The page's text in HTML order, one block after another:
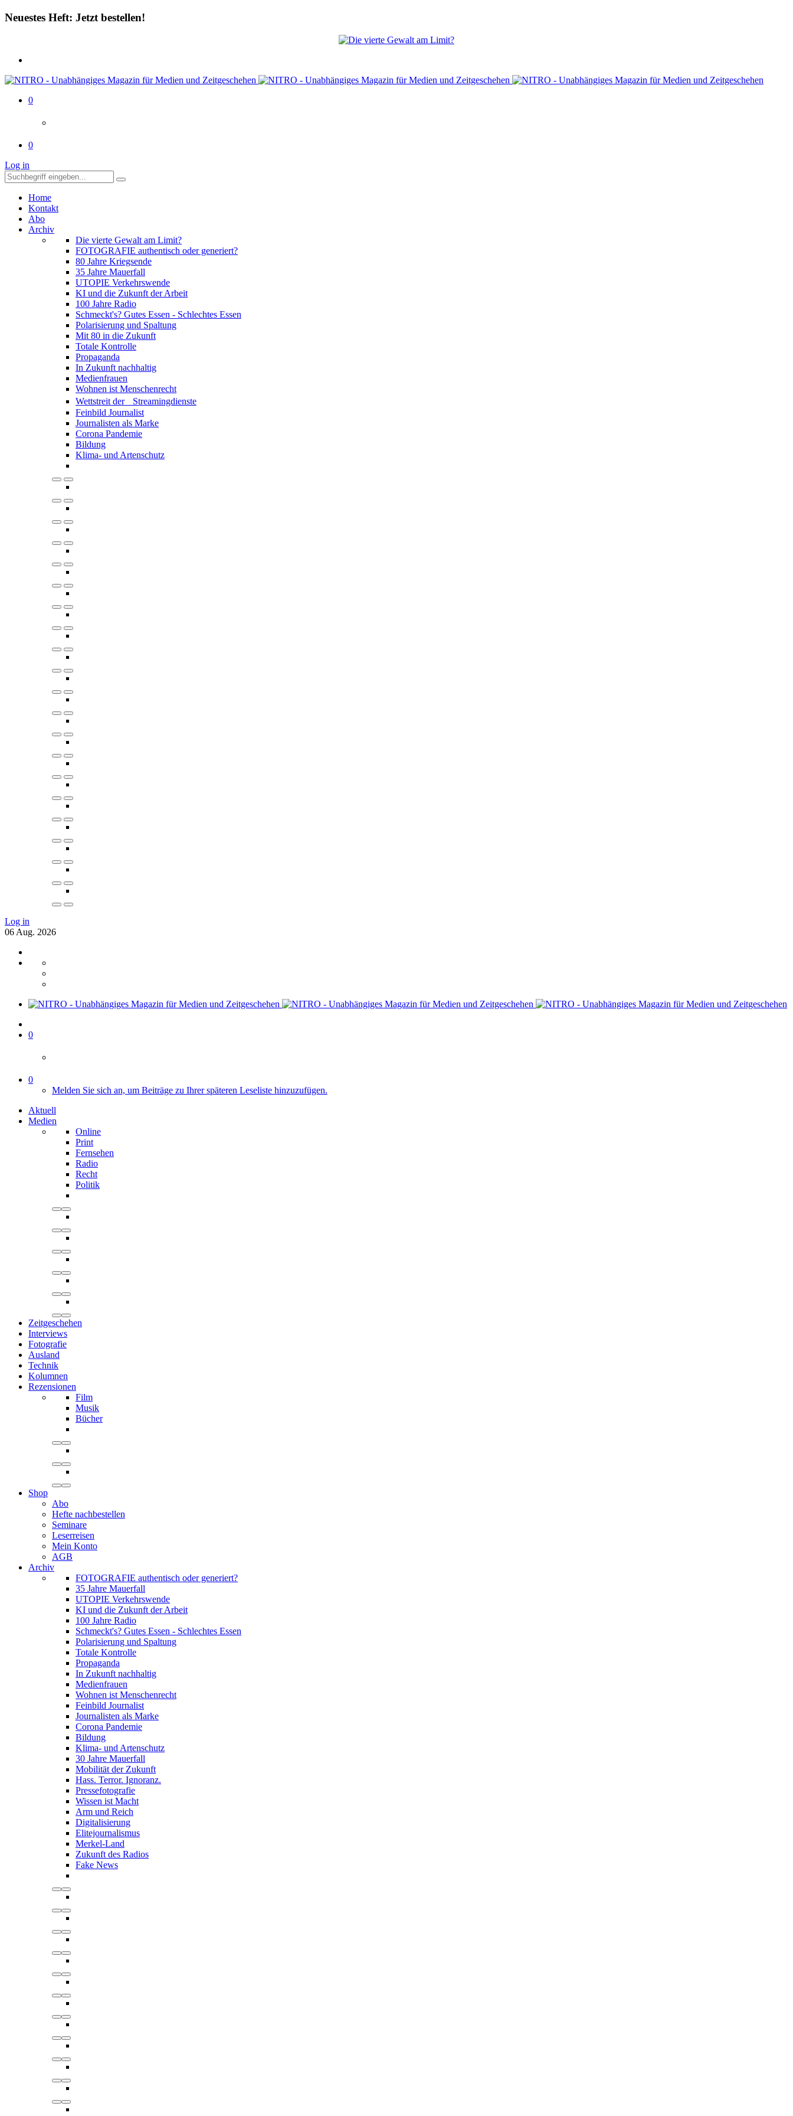
Neuestes Heft: Jetzt bestellen!
0
0
Log in
Home
Kontakt
Abo
Archiv
Die vierte Gewalt am Limit?
FOTOGRAFIE authentisch oder generiert?
80 Jahre Kriegsende
35 Jahre Mauerfall
UTOPIE Verkehrswende
KI und die Zukunft der Arbeit
100 Jahre Radio
Schmeckt's? Gutes Essen - Schlechtes Essen
Polarisierung und Spaltung
Mit 80 in die Zukunft
Totale Kontrolle
Propaganda
In Zukunft nachhaltig
Medienfrauen
Wohnen ist Menschenrecht
Wettstreit der Streamingdienste
Feinbild Journalist
Journalisten als Marke
Corona Pandemie
Bildung
Klima- und Artenschutz
Log in
06 Aug. 2026
0
0
Melden Sie sich an, um Beiträge zu Ihrer späteren Leseliste hinzuzufügen.
Aktuell
Medien
Online
Print
Fernsehen
Radio
Recht
Politik
Zeitgeschehen
Interviews
Fotografie
Ausland
Technik
Kolumnen
Rezensionen
Film
Musik
Bücher
Shop
Abo
Hefte nachbestellen
Seminare
Leserreisen
Mein Konto
AGB
Archiv
FOTOGRAFIE authentisch oder generiert?
35 Jahre Mauerfall
UTOPIE Verkehrswende
KI und die Zukunft der Arbeit
100 Jahre Radio
Schmeckt's? Gutes Essen - Schlechtes Essen
Polarisierung und Spaltung
Totale Kontrolle
Propaganda
In Zukunft nachhaltig
Medienfrauen
Wohnen ist Menschenrecht
Feinbild Journalist
Journalisten als Marke
Corona Pandemie
Bildung
Klima- und Artenschutz
30 Jahre Mauerfall
Mobilität der Zukunft
Hass. Terror. Ignoranz.
Pressefotografie
Wissen ist Macht
Arm und Reich
Digitalisierung
Elitejournalismus
Merkel-Land
Zukunft des Radios
Fake News